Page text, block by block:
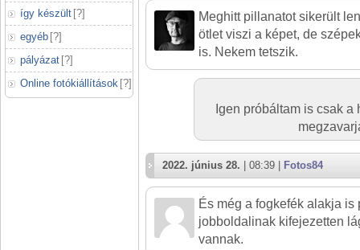
így készült [?]
egyéb [?]
pályázat [?]
Online fotókiállítások [?]
Meghitt pillanatot sikerült
ötlet viszi a képet, de
is. Nekem tetszik.
Igen próbáltam is csak
2022. június 28. | 08:39 | Fotos84
És még a fogkefék alakja
jobboldalinak kifejezetten
vannak.